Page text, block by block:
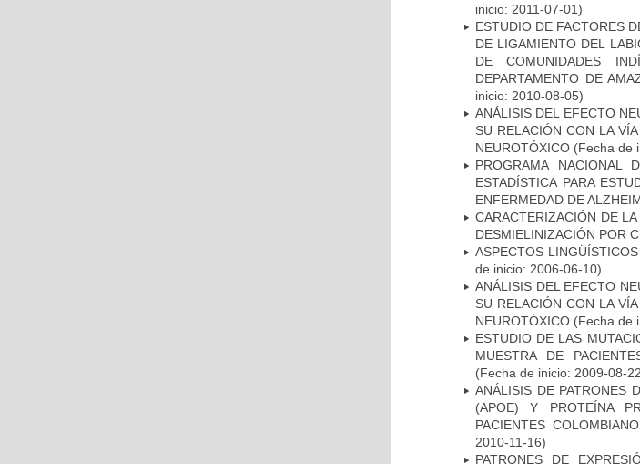
inicio: 2011-07-01)
ESTUDIO DE FACTORES
DE LIGAMIENTO DEL
DE COMUNIDADES
DEPARTAMENTO DE
inicio: 2010-08-05)
ANÁLISIS DEL EFECTO
SU RELACIÓN CON LA
NEUROTÓXICO (Fecha de
PROGRAMA NACIONAL
ESTADÍSTICA PARA
ENFERMEDAD DE
CARACTERIZACIÓN DE
DESMIELINIZACIÓN POR
ASPECTOS
de inicio: 2006-06-10)
ANÁLISIS DEL EFECTO
SU RELACIÓN CON LA
NEUROTÓXICO (Fecha de
ESTUDIO DE LAS
MUESTRA DE
(Fecha de inicio: 2009-08-
ANÁLISIS DE PATRONES
(APOE) Y PROTEÍNA
PACIENTES
2010-11-16)
PATRONES DE